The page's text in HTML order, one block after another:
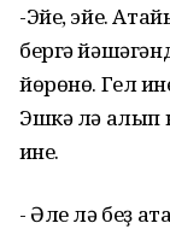
-Эйе, эйе.
бергә
йөрөнө. Гел
Эшкә лә алып
һине.
- Әле лә беҙ